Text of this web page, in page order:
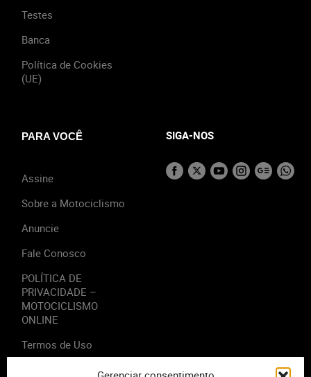
Testes
Banca
Política de Cookies
(UE)
PARA VOCÊ
Assine
Sobre a Motociclismo
Anuncie
Fale Conosco
POLÍTICA DE
PRIVACIDADE –
MOTOCICLISMO
ONLINE
Termos de Uso
SIGA-NOS